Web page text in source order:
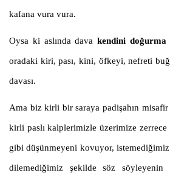
kafana vura vura.
Oysa ki aslında dava kendini doğurma
oradaki kiri, pası, kini, öfkeyi, nefreti
davası.
Ama biz kirli bir saraya padişahın misafir
kirli paslı kalplerimizle üzerimize
gibi düşünmeyeni kovuyor, istemediğimiz
dilemediğimiz şekilde söz